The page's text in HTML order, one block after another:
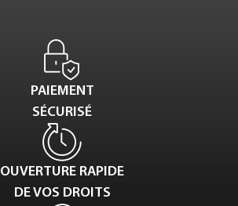
PAIEMENT
SÉCURISÉ
OUVERTURE RAPIDE
DE VOS DROITS